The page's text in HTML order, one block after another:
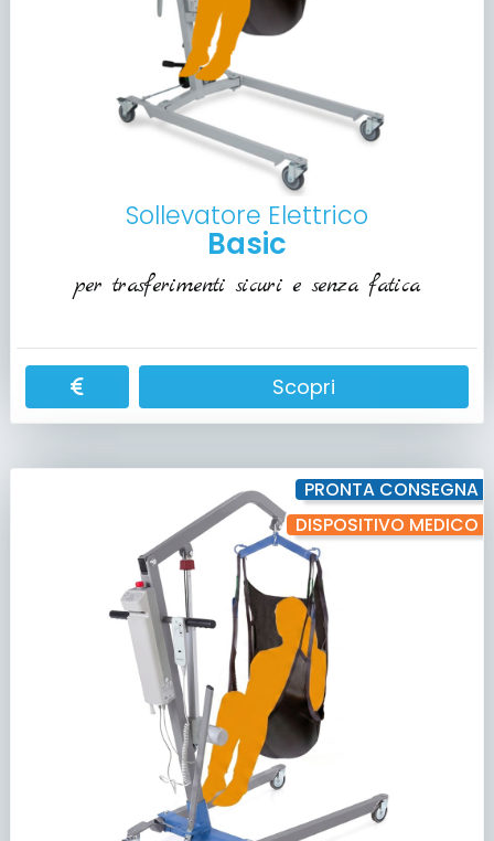
Sollevatore Elettrico
Basic
per trasferimenti sicuri e senza fatica
Scopri
PRONTA CONSEGNA
DISPOSITIVO MEDICO